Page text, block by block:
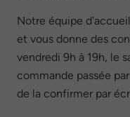
Notre équipe
et vous donne des
vendredi 9h à 19h, le
commande passée
de la confirmer par